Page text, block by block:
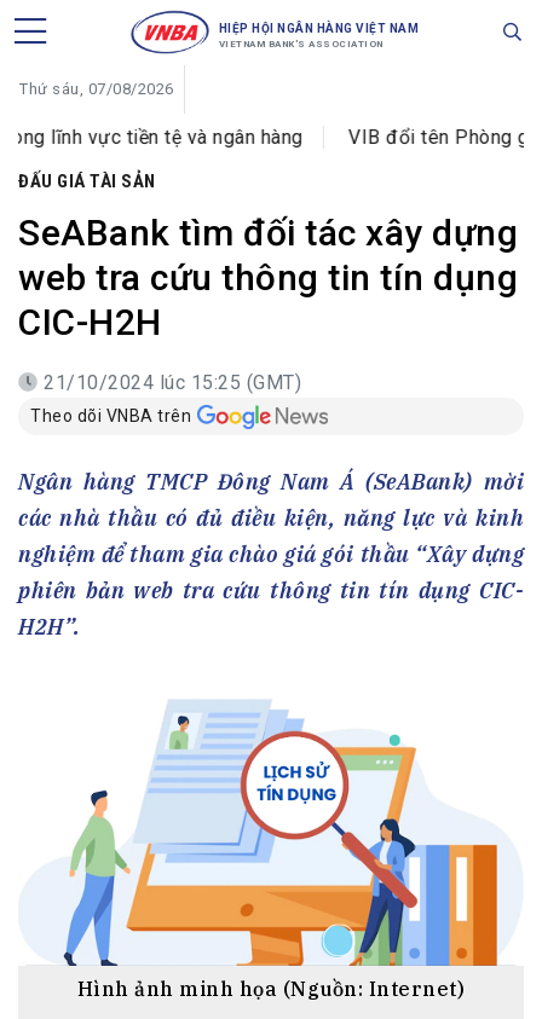
HIỆP HỘI NGÂN HÀNG VIỆT NAM
VIETNAM BANK'S ASSOCIATION
Thứ sáu, 07/08/2026
vực tiền tệ và ngân hàng VIB đổi tên Phòng giao
ĐẤU GIÁ TÀI SẢN
SeABank tìm đối tác xây dựng
web tra cứu thông tin tín dụng
CIC-H2H
21/10/2024 lúc 15:25 (GMT)
Theo dõi VNBA trên
Ngân hàng TMCP Đông Nam Á (SeABank) mời
các nhà thầu có đủ điều kiện, năng lực và kinh
nghiệm để tham gia chào giá gói thầu “Xây dựng
phiên bản web tra cứu thông tin tín dụng CIC-
H2H”.
Hình ảnh minh họa (Nguồn: Internet)